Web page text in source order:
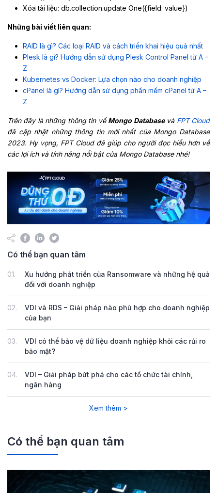
Xóa tài liệu: db.collection.update One({field: value})
Những bài viết liên quan:
RAID là gì? Các loại RAID và cách triển khai hiệu quả nhất
Plesk là gì? Hướng dẫn sử dụng Plesk Control Panel từ A –
Z
Kubernetes vs Docker: Lựa chọn nào cho doanh nghiệp
cPanel là gì? Hướng dẫn sử dụng phần mềm cPanel từ A –
Z
Trên đây là những thông tin về Mongo Databasevà FPT Cloud
đã cập nhật những thông tin mới nhất của Mongo Database
2023. Hy vọng, FPT Cloud đã giúp cho người đọc hiểu hơn về
các lợi ích và tính năng nổi bật của Mongo Database nhé!
Có thể bạn quan tâm
01.
Xu hướng phát triển của Ransomware và những hệ quả
đối với doanh nghiệp
02.
VDI và RDS – Giải pháp nào phù hợp cho doanh nghiệp
của bạn
03.
VDI có thể bảo vệ dữ liệu doanh nghiệp khỏi các rủi ro
bảo mật?
04.
VDI – Giải pháp bứt phá cho các tổ chức tài chính,
ngân hàng
Xem thêm >
Có thể bạn quan tâm